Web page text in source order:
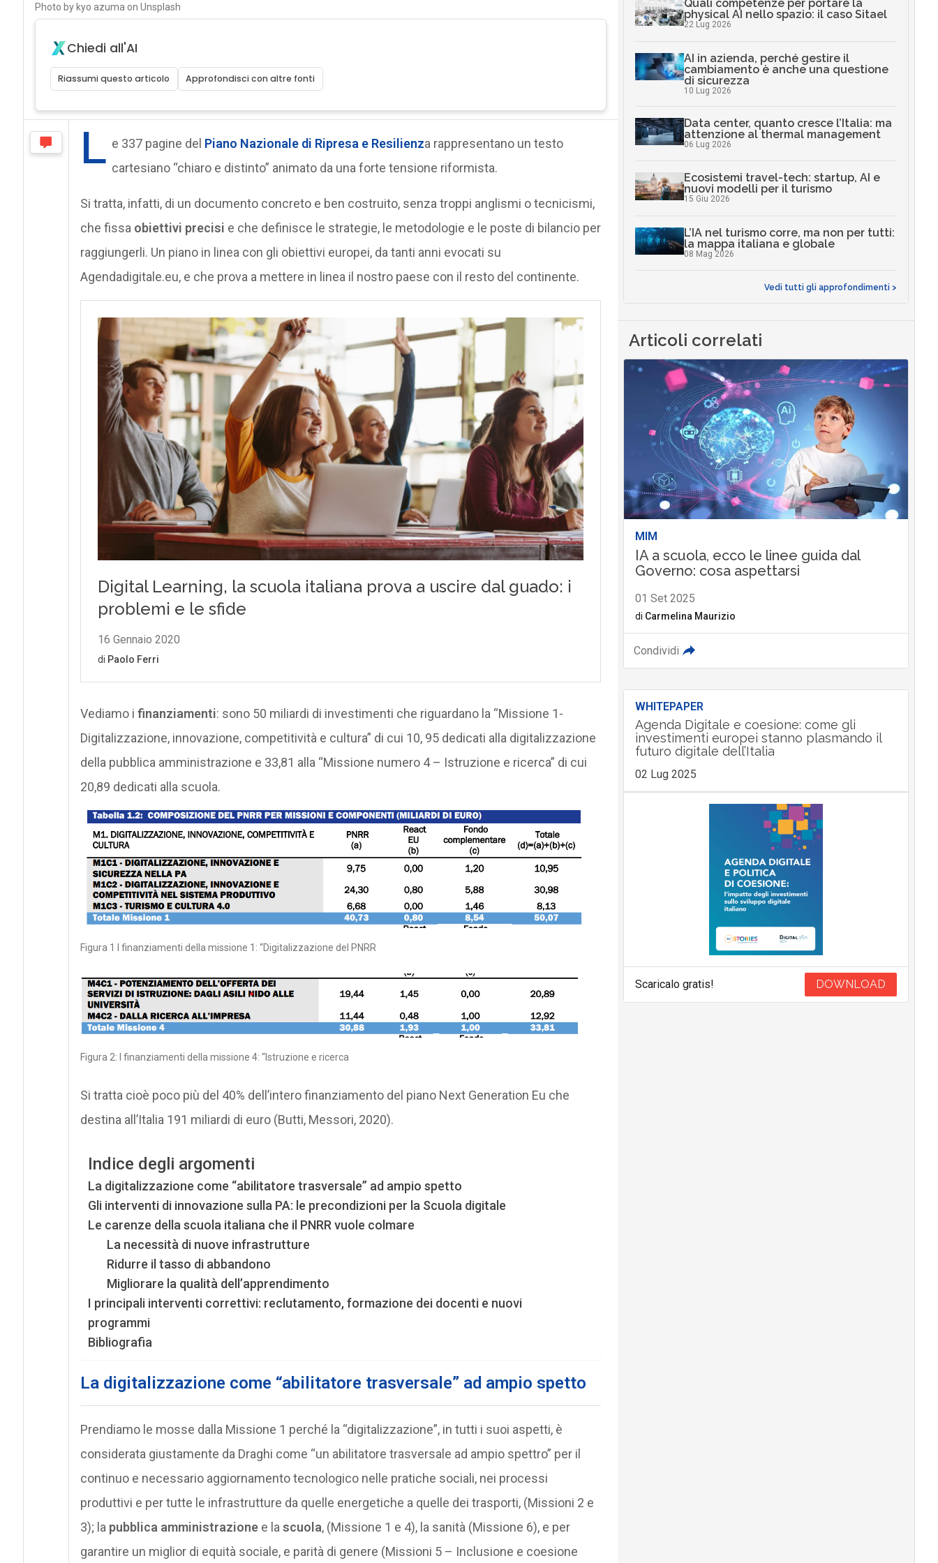
Photo by kyo azuma on Unsplash
Chiedi all'AI
Riassumi questo articolo Approfondisci con altre fonti
L e 337 pagine del Piano Nazionale di Ripresa e Resilienza rappresentano un testo
cartesiano “chiaro e distinto” animato da una forte tensione riformista.
Si tratta, infatti, di un documento concreto e ben costruito, senza troppi anglismi o tecnicismi,
che fissa obiettivi precisi e che definisce le strategie, le metodologie e le poste di bilancio per
raggiungerli. Un piano in linea con gli obiettivi europei, da tanti anni evocati su
Agendadigitale.eu, e che prova a mettere in linea il nostro paese con il resto del continente.
Vediamo i finanziamenti: sono 50 miliardi di investimenti che riguardano la “Missione 1-
Digitalizzazione, innovazione, competitività e cultura” di cui 10, 95 dedicati alla digitalizzazione
della pubblica amministrazione e 33,81 alla “Missione numero 4 – Istruzione e ricerca” di cui
20,89 dedicati alla scuola.
Figura 1 I finanziamenti della missione 1: “Digitalizzazione del PNRR
Figura 2: I finanziamenti della missione 4: “Istruzione e ricerca
Si tratta cioè poco più del 40% dell’intero finanziamento del piano Next Generation Eu che
destina all’Italia 191 miliardi di euro (Butti, Messori, 2020).
Indice degli argomenti
La digitalizzazione come “abilitatore trasversale” ad ampio spetto
Gli interventi di innovazione sulla PA: le precondizioni per la Scuola digitale
Le carenze della scuola italiana che il PNRR vuole colmare
La necessità di nuove infrastrutture
Ridurre il tasso di abbandono
Migliorare la qualità dell’apprendimento
I principali interventi correttivi: reclutamento, formazione dei docenti e nuovi
programmi
Bibliografia
La digitalizzazione come “abilitatore trasversale” ad ampio spetto
Prendiamo le mosse dalla Missione 1 perché la “digitalizzazione”, in tutti i suoi aspetti, è
considerata giustamente da Draghi come “un abilitatore trasversale ad ampio spettro” per il
continuo e necessario aggiornamento tecnologico nelle pratiche sociali, nei processi
produttivi e per tutte le infrastrutture da quelle energetiche a quelle dei trasporti, (Missioni 2 e
3); la pubblica amministrazionee la scuola, (Missione 1 e 4), la sanità (Missione 6), e per
garantire un miglior di equità sociale, e parità di genere (Missioni 5 – Inclusione e coesione
Quali competenze per portare la
physical AI nello spazio: il caso Sitael
22 Lug 2026
AI in azienda, perché gestire il
cambiamento è anche una questione
di sicurezza
10 Lug 2026
Data center, quanto cresce l’Italia: ma
attenzione al thermal management
06 Lug 2026
Ecosistemi travel-tech: startup, AI e
nuovi modelli per il turismo
15 Giu 2026
L’IA nel turismo corre, ma non per tutti:
la mappa italiana e globale
08 Mag 2026
Vedi tutti gli approfondimenti >
Articoli correlati
MIM
IA a scuola, ecco le linee guida dal
Governo: cosa aspettarsi
01 Set 2025
di Carmelina Maurizio
Condividi
WHITEPAPER
Agenda Digitale e coesione: come gli
investimenti europei stanno plasmando il
futuro digitale dell’Italia
02 Lug 2025
Scaricalo gratis! DOWNLOAD